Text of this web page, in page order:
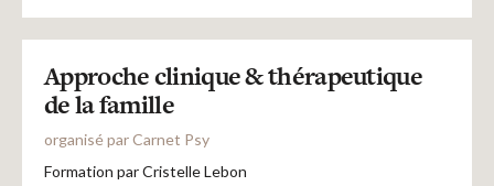
Approche clinique & thérapeutique
de la famille
organisé par Carnet Psy
Formation par Cristelle Lebon